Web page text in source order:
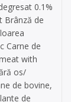
0.1%
Brânză de
Carne de
with
os/
de bovine,
de